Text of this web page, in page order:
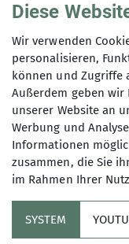
Verpflegung
Maximale
8
Diese
Wir verwenden
personalisieren,
können und Zugriffe
Außerdem geben
unserer Website an
Werbung und
Informationen
zusammen, die Sie
im Rahmen Ihrer
SYSTEM